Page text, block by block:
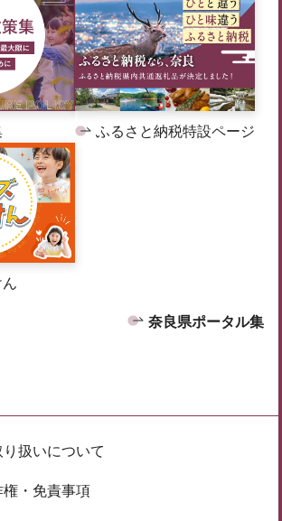
ふるさと納税特設ページ
奈良県ポータル集
扱いについて
権・免責事項